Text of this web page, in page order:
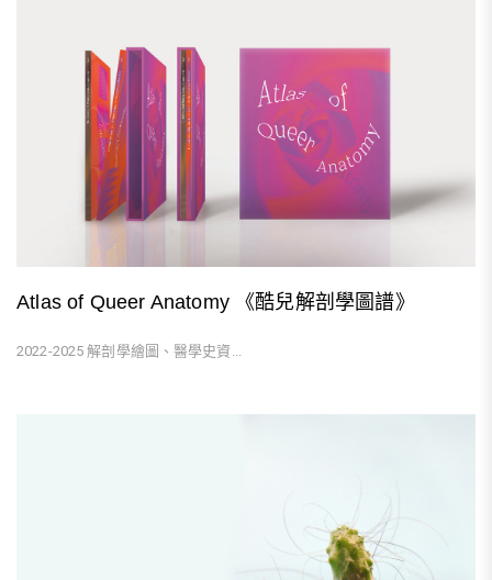
Atlas of Queer Anatomy 《酷兒解剖學圖譜》
2022-2025 解剖學繪圖、醫學史資...